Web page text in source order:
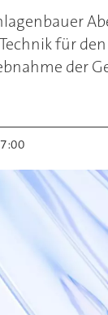
für
der